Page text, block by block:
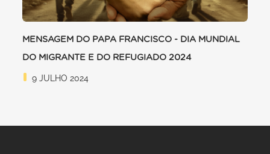
MENSAGEM DO PAPA FRANCISCO - DIA MUNDIAL
DO MIGRANTE E DO REFUGIADO 2024
9 JULHO 2024